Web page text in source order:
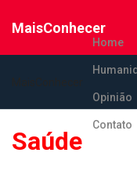
MaisConhecer
Home
Opinião
Contato
Saúde